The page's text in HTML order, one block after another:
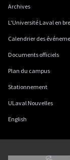
Archives
L'Université Laval en
Calendrier des
Documents officiels
Plan du campus
Stationnement
ULaval Nouvelles
English